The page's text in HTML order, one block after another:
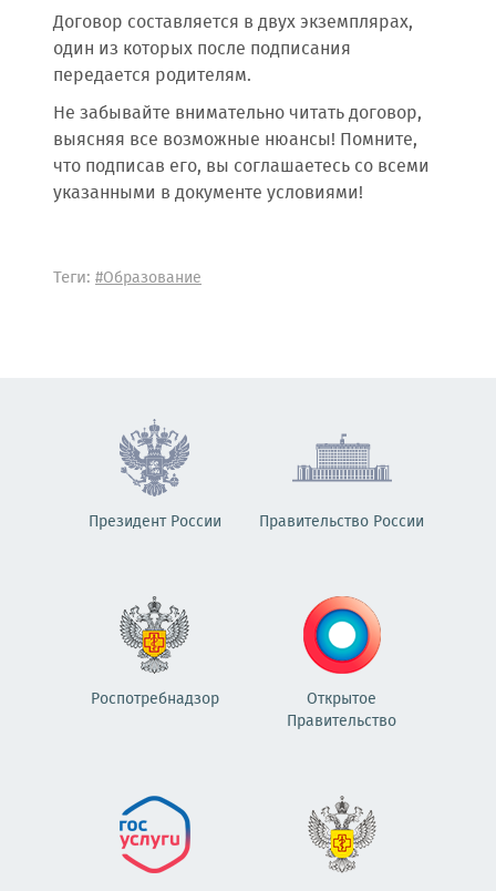
Договор составляется в двух экземплярах,
один из которых после подписания
передается родителям.
Не забывайте внимательно читать договор,
выясняя все возможные нюансы! Помните,
что подписав его, вы соглашаетесь со всеми
указанными в документе условиями!
Теги: #Образование
Президент России Правительство России
Роспотребнадзор
Открытое
Правительство